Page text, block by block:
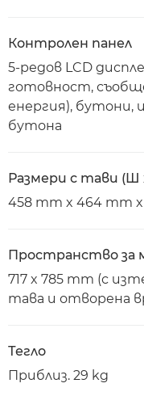
Контролен панел
5-редов LCD
готовност,
енергия), бутони,
бутона
Размери с тави (Ш
458 mm x 464 mm
Пространство за
717 x 785 mm (с
тава и отворена
Тегло
Приблиз. 29 kg